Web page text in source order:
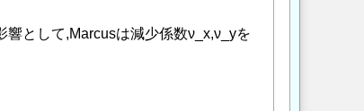
として,Marcusは減少係数ν_x,ν_yを